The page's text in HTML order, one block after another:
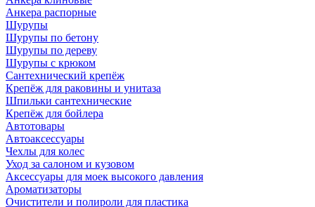
Анкера распорные
Шурупы
Шурупы по бетону
Шурупы по дереву
Шурупы с крюком
Сантехнический крепёж
Крепёж для раковины и унитаза
Шпильки сантехнические
Крепёж для бойлера
Автотовары
Автоаксессуары
Чехлы для колес
Уход за салоном и кузовом
Аксессуары для моек высокого давления
Ароматизаторы
Очистители и полироли для пластика